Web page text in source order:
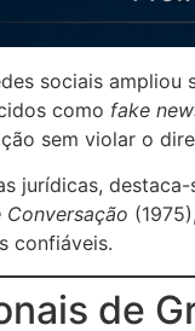
sociais
como fake
sem violar o
jurídicas,
Conversação
confiáveis.
de